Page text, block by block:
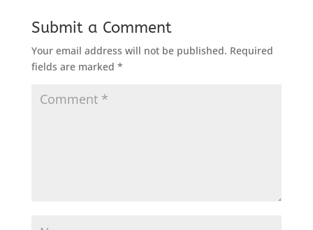
Submit a Comment
Your email address will not be published. Required
fields are marked *